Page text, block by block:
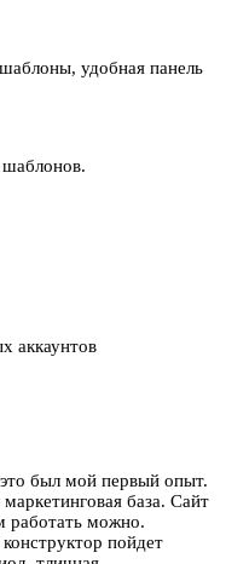
удобная панель
шаблонов.
аккаунтов
был мой первый опыт.
база. Сайт
работать можно.
пойдет